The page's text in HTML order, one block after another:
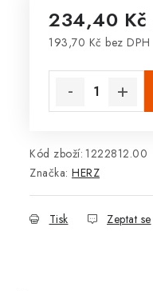
234,40 Kč
193,70 Kč bez DPH
Kód zboží: 1222812.00
Značka: HERZ
Tisk Zeptat se